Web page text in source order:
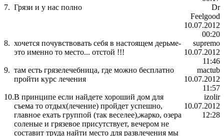
7. Грязи и у нас полно
Dr
Feelgood
10.07.2012
00:20
8. хочется почувствовать себя в настоящем дерьме-
это именно то место... отстой !!!
supremo
10.07.2012
11:46
9. там есть грязелечебница, где можно бесплатно
пройти курс лечения
mactub
10.07.2012
11:57
10.В принципе если найдете хороший дом для
съема то отдых(лечение) пройдет успешно,
главное ехать группой (так веселее),жарко, озера
соленые и грязевое присутствует, вечером не
составит труда найти место для развлечения мы
izolir
10.07.2012
12:28